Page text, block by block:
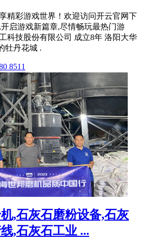
精彩游戏世界！欢迎访问开云官网下
启游戏新篇章,尽情畅玩最热门游
科技股份有限公司 成立8年 洛阳大华
牡丹花城 .
8511
,石灰石磨粉设备,石灰
,石灰石工业 ...